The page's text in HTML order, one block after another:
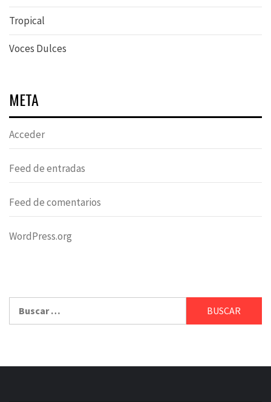
Tropical
Voces Dulces
META
Acceder
Feed de entradas
Feed de comentarios
WordPress.org